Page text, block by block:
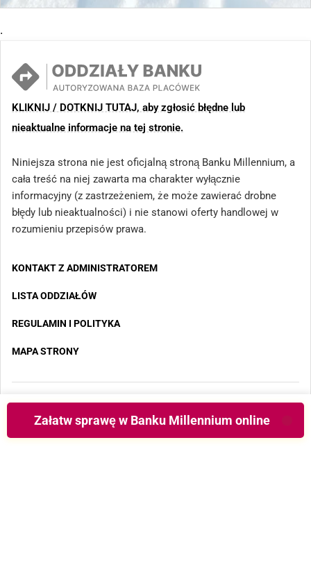
.
KLIKNIJ / DOTKNIJ TUTAJ, aby zgłosić błędne lub
nieaktualne informacje na tej stronie.
Niniejsza strona nie jest oficjalną stroną Banku Millennium, a
cała treść na niej zawarta ma charakter wyłącznie
informacyjny (z zastrzeżeniem, że może zawierać drobne
błędy lub nieaktualności) i nie stanowi oferty handlowej w
rozumieniu przepisów prawa.
KONTAKT Z ADMINISTRATOREM
LISTA ODDZIAŁÓW
REGULAMIN I POLITYKA
MAPA STRONY
Copyright 2025 - Wszystkie prawa zastrzeżone
Załatw sprawę w Banku Millennium online